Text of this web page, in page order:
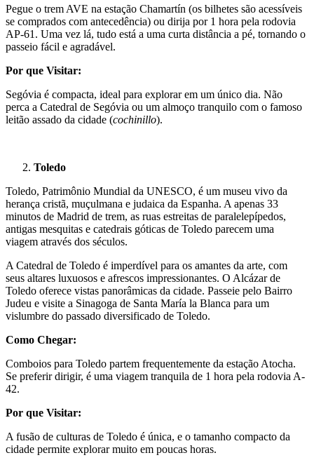
Pegue o trem AVE na estação Chamartín (os bilhetes são acessíveis
se comprados com antecedência) ou dirija por 1 hora pela rodovia
AP-61. Uma vez lá, tudo está a uma curta distância a pé, tornando o
passeio fácil e agradável.
Por que Visitar:
Segóvia é compacta, ideal para explorar em um único dia. Não
perca a Catedral de Segóvia ou um almoço tranquilo com o famoso
leitão assado da cidade (cochinillo).
Toledo
Toledo, Patrimônio Mundial da UNESCO, é um museu vivo da
herança cristã, muçulmana e judaica da Espanha. A apenas 33
minutos de Madrid de trem, as ruas estreitas de paralelepípedos,
antigas mesquitas e catedrais góticas de Toledo parecem uma
viagem através dos séculos.
A Catedral de Toledo é imperdível para os amantes da arte, com
seus altares luxuosos e afrescos impressionantes. O Alcázar de
Toledo oferece vistas panorâmicas da cidade. Passeie pelo Bairro
Judeu e visite a Sinagoga de Santa María la Blanca para um
vislumbre do passado diversificado de Toledo.
Como Chegar:
Comboios para Toledo partem frequentemente da estação Atocha.
Se preferir dirigir, é uma viagem tranquila de 1 hora pela rodovia A-
42.
Por que Visitar:
A fusão de culturas de Toledo é única, e o tamanho compacto da
cidade permite explorar muito em poucas horas.